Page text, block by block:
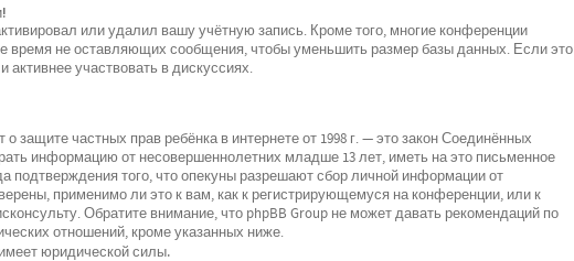
или удалил вашу учётную запись. Кроме того, многие конференции
время не оставляющих сообщения, чтобы уменьшить размер базы данных. Если это
активнее участвовать в дискуссиях.
о защите частных прав ребёнка в интернете от 1998 г. — это закон Соединённых
информацию от несовершеннолетних младше 13 лет, иметь на это письменное
подтверждения того, что опекуны разрешают сбор личной информации от
применимо ли это к вам, как к регистрирующемуся на конференции, или к
Обратите внимание, что phpBB Group не может давать рекомендаций по
отношений, кроме указанных ниже.
юридической силы.